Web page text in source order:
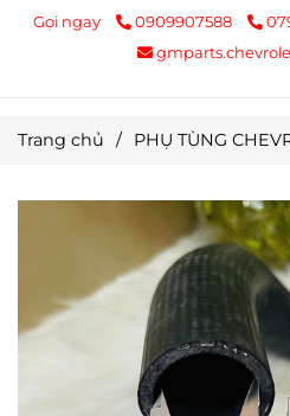
Gọi ngay 0909907588
Trang chủ / PHỤ TÙNG